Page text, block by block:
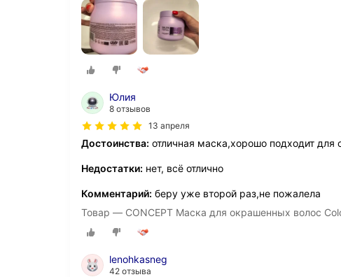
Юлия
8 отзывов
13 апреля
Достоинства: отличная маска,хорошо подходит для
Недостатки: нет, всё отлично
Комментарий: беру уже второй раз,не пожалела
Товар — CONCEPT Маска для окрашенных волос
lenohkasneg
42 отзыва